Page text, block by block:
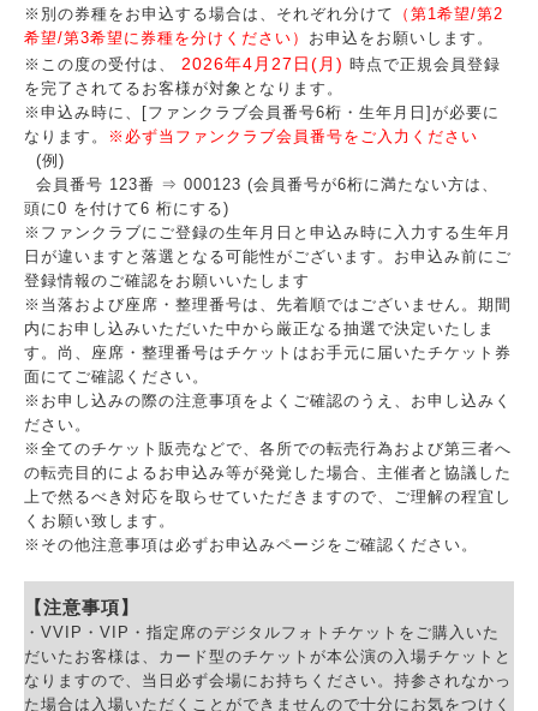
※別の券種をお申込する場合は、それぞれ分けて
（第1希望/第2
希望/第3希望に券種を分けください） お申込をお願いします。
※この度の受付は、
2026年4月27日(月) 時点で正規会員登録
を完了されてるお客様が対象となります。
※申込み時に、[ファンクラブ会員番号6桁・生年月日]が必要に
なります。
※必ず当ファンクラブ会員番号をご入力ください
(例)
会員番号 123番 ⇒ 000123 (会員番号が6桁に満たない方は、
頭に0 を付けて6 桁にする)
※ファンクラブにご登録の生年月日と申込み時に入力する生年月
日が違いますと落選となる可能性がございます。お申込み前にご
登録情報のご確認をお願いいたします
※当落および座席・整理番号は、先着順ではございません。期間
内にお申し込みいただいた中から厳正なる抽選で決定いたしま
す。尚、座席・整理番号はチケットはお手元に届いたチケット券
面にてご確認ください。
※お申し込みの際の注意事項をよくご確認のうえ、お申し込みく
ださい。
※全てのチケット販売などで、各所での転売行為および第三者へ
の転売目的によるお申込み等が発覚した場合、主催者と協議した
上で然るべき対応を取らせていただきますので、ご理解の程宜し
くお願い致します。
※その他注意事項は必ずお申込みページをご確認ください。
【注意事項】
・VVIP・VIP・指定席のデジタルフォトチケットをご購入いた
だいたお客様は、カード型のチケットが本公演の入場チケットと
なりますので、当日必ず会場にお持ちください。持参されなかっ
た場合は入場いただくことができませんので十分にお気をつけく